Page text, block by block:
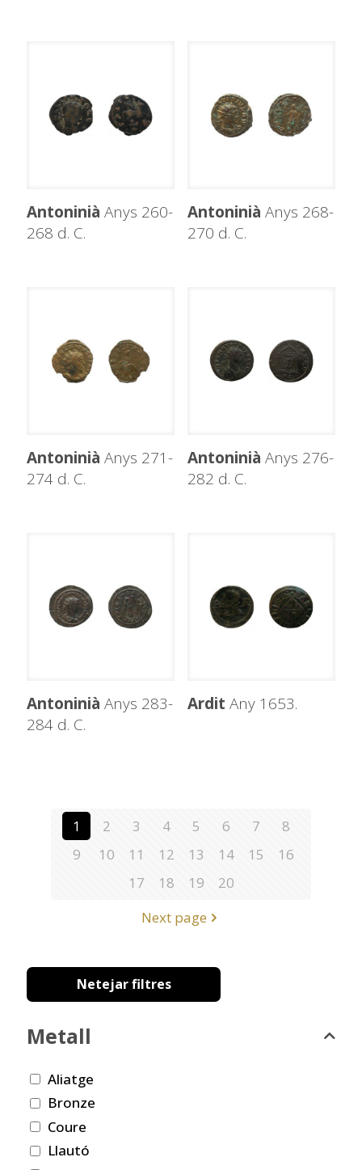
Antoninià Anys 260-
268 d. C.
Antoninià Anys 268-
270 d. C.
Antoninià Anys 271-
274 d. C.
Antoninià Anys 276-
282 d. C.
Antoninià Anys 283-
284 d. C.
Ardit Any 1653.
1 2 3 4 5 6 7
8
9
10 11 12 13 14 15
16
17
18 19
20
Next page
Netejar filtres
Metall
Aliatge
Bronze
Coure
Llautó